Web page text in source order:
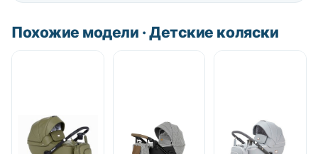
Похожие модели · Детские коляски